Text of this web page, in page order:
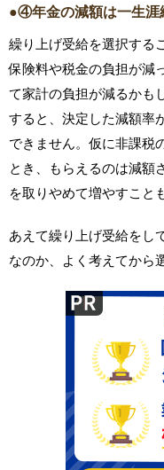
●④年金の減額は一生涯
繰り上げ受給を選択する
保険料や税金の負担が減
て家計の負担が減るかも
すると、決定した減額率
できません。仮に非課税
とき、もらえるのは減額
を取りやめて増やすこと
あえて繰り上げ受給をし
なのか、よく考えてから